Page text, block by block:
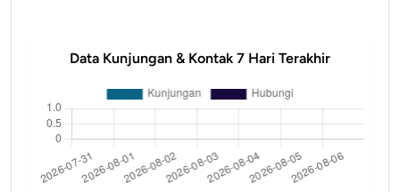
Data Kunjungan & Kontak 7 Hari Terakhir